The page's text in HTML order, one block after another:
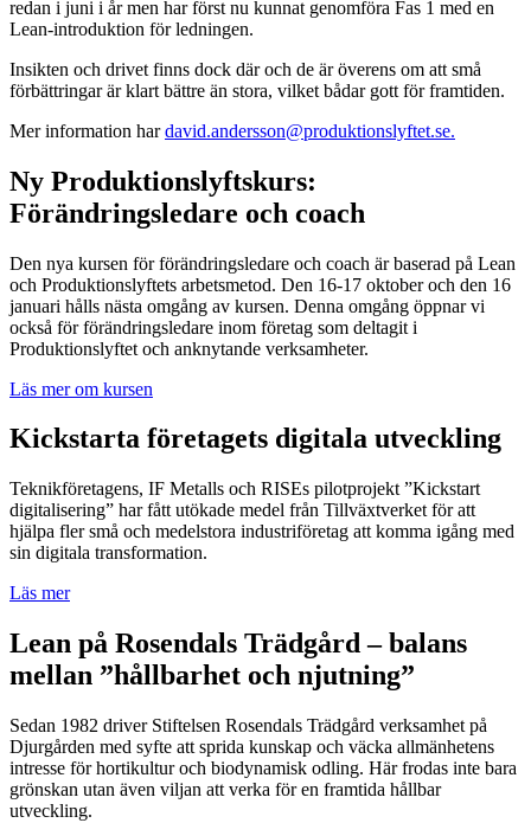
redan i juni i år men har först nu kunnat genomföra Fas 1 med en
Lean-introduktion för ledningen.
Insikten och drivet finns dock där och de är överens om att små
förbättringar är klart bättre än stora, vilket bådar gott för framtiden.
Mer information hardavid.andersson@produktionslyftet.se.
Ny Produktionslyftskurs:
Förändringsledare och coach
Den nya kursen för förändringsledare och coach är baserad på Lean
och Produktionslyftets arbetsmetod. Den 16-17 oktober och den 16
januari hålls nästa omgång av kursen. Denna omgång öppnar vi
också för förändringsledare inom företag som deltagit i
Produktionslyftet och anknytande verksamheter.
Läs mer om kursen
Kickstarta företagets digitala utveckling
Teknikföretagens, IF Metalls och RISEs pilotprojekt ”Kickstart
digitalisering” har fått utökade medel från Tillväxtverket för att
hjälpa fler små och medelstora industriföretag att komma igång med
sin digitala transformation.
Läs mer
Lean på Rosendals Trädgård – balans
mellan ”hållbarhet och njutning”
Sedan 1982 driver Stiftelsen Rosendals Trädgård verksamhet på
Djurgården med syfte att sprida kunskap och väcka allmänhetens
intresse för hortikultur och biodynamisk odling. Här frodas inte bara
grönskan utan även viljan att verka för en framtida hållbar
utveckling.